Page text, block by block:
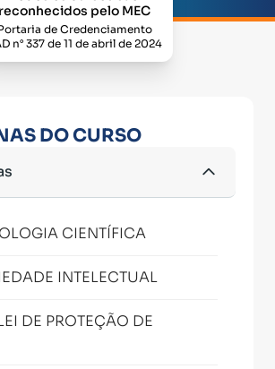
reconhecidos pelo MEC
de Credenciamento
n° 337 de 11 de abril de 2024
DO CURSO
CIENTÍFICA
INTELECTUAL
DE PROTEÇÃO DE